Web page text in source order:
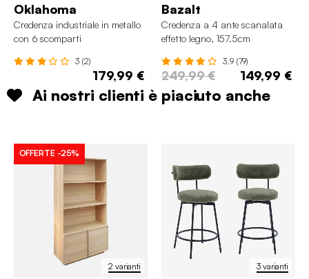
Oklahoma
Credenza industriale in metallo
con 6 scomparti
3 (2)
179,99 €
Bazalt
Credenza a 4 ante scanalata
effetto legno, 157.5cm
3.9 (79)
249,99 € 149,99 €
Ai nostri clienti è piaciuto anche
2 varianti
OFFERTE -25%
3 varianti